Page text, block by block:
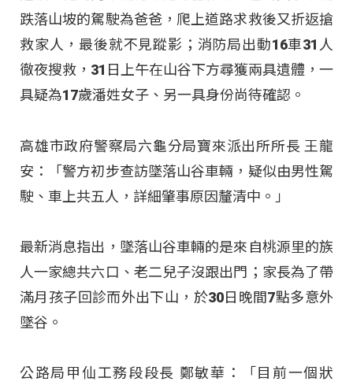
跌落山坡的駕駛為爸爸，爬上道路求救後又折返搶
救家人，最後就不見蹤影；消防局出動16車31人
徹夜搜救，31日上午在山谷下方尋獲兩具遺體，一
具疑為17歲潘姓女子、另一具身份尚待確認。
高雄市政府警察局六龜分局寶來派出所所長 王龍
安：「警方初步查訪墜落山谷車輛，疑似由男性駕
駛、車上共五人，詳細肇事原因釐清中。」
最新消息指出，墜落山谷車輛的是來自桃源里的族
人一家總共六口、老二兒子沒跟出門；家長為了帶
滿月孩子回診而外出下山，於30日晚間7點多意外
墜谷。
公路局甲仙工務段段長 鄭敏華：「目前一個狀